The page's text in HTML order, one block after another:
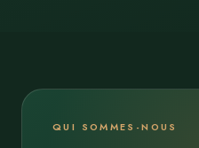
QUI SOMMES-NOUS